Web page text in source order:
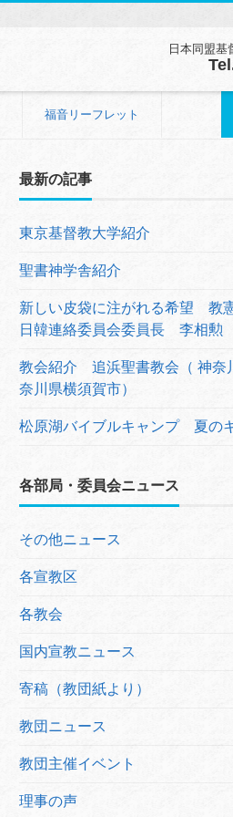
日本同盟
福音リーフレット
最新の記事
東京基督教大学紹介
聖書神学舎紹介
新しい皮袋に注がれる希望 教
日韓連絡委員会委員長 李相勲
教会紹介 追浜聖書教会（ 神奈
奈川県横須賀市）
松原湖バイブルキャンプ 夏の
各部局・委員会ニュース
その他ニュース
各宣教区
各教会
国内宣教ニュース
寄稿（教団紙より）
教団ニュース
教団主催イベント
理事の声